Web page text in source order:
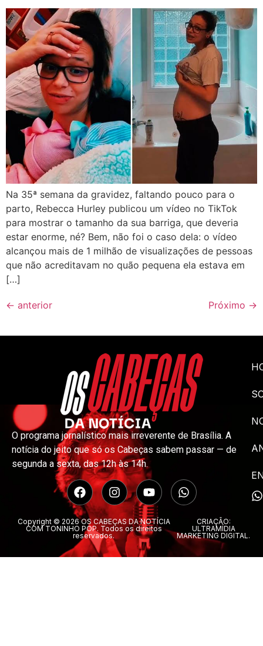
Na 35ª semana da gravidez, faltando pouco para o
parto, Rebecca Hurley publicou um vídeo no TikTok
para mostrar o tamanho da sua barriga, que deveria
estar enorme, né? Bem, não foi o caso dela: o vídeo
alcançou mais de 1 milhão de visualizações de pessoas
que não acreditavam no quão pequena ela estava em
[…]
← anterior Próximo →
O programa jornalístico mais irreverente de Brasília. A
notícia do jeito que só os Cabeças sabem passar — de
segunda a sexta, das 12h às 14h.
Copyright © 2026 OS CABEÇAS DA NOTÍCIA
COM TONINHO POP. Todos os direitos
reservados.
CRIAÇÃO:
ULTRAMÍDIA
MARKETING DIGITAL.